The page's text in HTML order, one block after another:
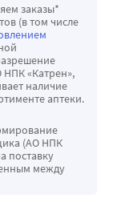
заказы*
(в том числе
«Катрен»,
наличие
аптеки.
(АО НПК
поставку
между